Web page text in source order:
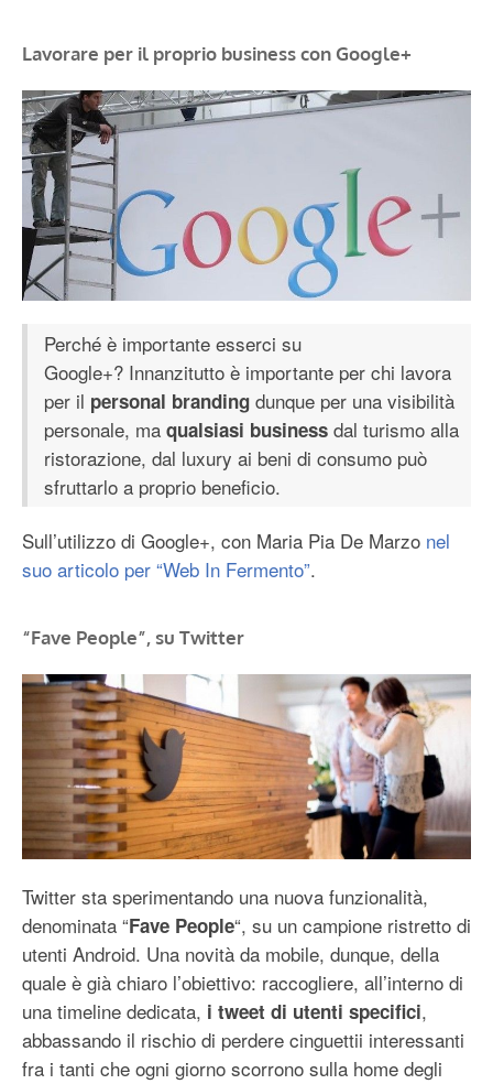
Lavorare per il proprio business con Google+
Perché è importante esserci su
Google+? Innanzitutto è importante per chi lavora
per il personal branding dunque per una visibilità
personale, ma qualsiasi business dal turismo alla
ristorazione, dal luxury ai beni di consumo può
sfruttarlo a proprio beneficio.
Sull’utilizzo di Google+, con Maria Pia De Marzo nel
suo articolo per “Web In Fermento”.
“Fave People”, su Twitter
Twitter sta sperimentando una nuova funzionalità,
denominata “Fave People“, su un campione ristretto di
utenti Android. Una novità da mobile, dunque, della
quale è già chiaro l’obiettivo: raccogliere, all’interno di
una timeline dedicata, i tweet di utenti specifici,
abbassando il rischio di perdere cinguettii interessanti
fra i tanti che ogni giorno scorrono sulla home degli